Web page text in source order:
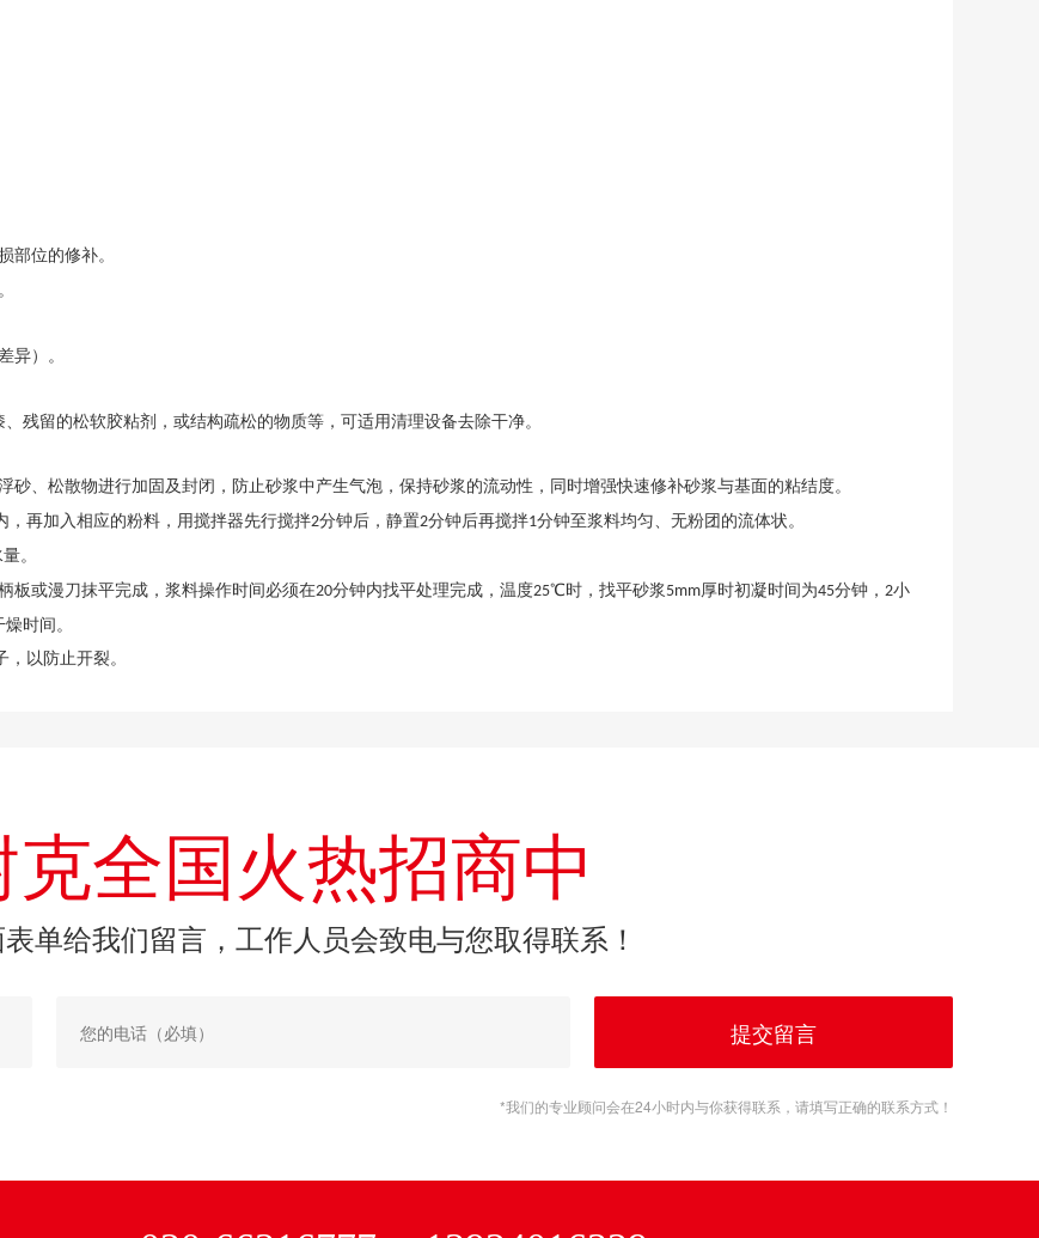
部位的修补。
异）。
残留的松软胶粘剂，或结构疏松的物质等，可适用清理设备去除干净。
、松散物进行加固及封闭，防止砂浆中产生气泡，保持砂浆的流动性，同时增强快速修补砂浆与基面的粘结度。
，再加入相应的粉料，用搅拌器先行搅拌2分钟后，静置2分钟后再搅拌1分钟至浆料均匀、无粉团的流体状。
。
板或漫刀抹平完成，浆料操作时间必须在20分钟内找平处理完成，温度25℃时，找平砂浆5mm厚时初凝时间为45分钟， 2小
时间。
以防止开裂。
全国火热招商中
单给我们留言，工作人员会致电与您取得联系！
提交留言
*我们的专业顾问会在24小时内与你获得联系，请填写正确的联系方式！